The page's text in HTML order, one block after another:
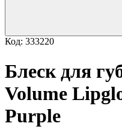
Код: 333220
Блеск для
Volume
Purple